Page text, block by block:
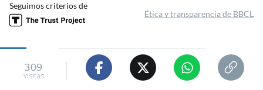
Seguimos criterios de
Ética y transparencia de BBCL
309
visitas